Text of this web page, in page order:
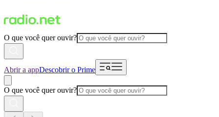
O que você quer ouvir?
Abrir a appDescobrir o Prime
O que você quer ouvir?